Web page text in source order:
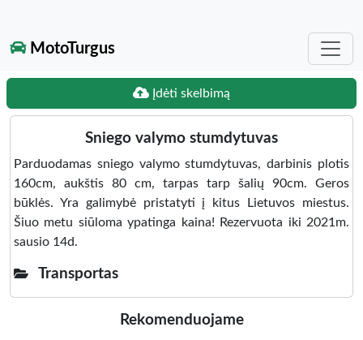
MotoTurgus
Įdėti skelbimą
Sniego valymo stumdytuvas
Parduodamas sniego valymo stumdytuvas, darbinis plotis
160cm, aukštis 80 cm, tarpas tarp šalių 90cm. Geros
būklės. Yra galimybė pristatyti į kitus Lietuvos miestus.
Šiuo metu siūloma ypatinga kaina! Rezervuota iki 2021m.
sausio 14d.
Transportas
Rekomenduojame